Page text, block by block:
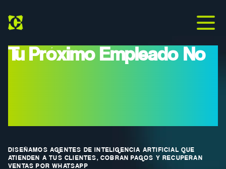
Tu Próximo Empleado No
DISEÑAMOS AGENTES DE INTELIGENCIA ARTIFICIAL QUE
ATIENDEN A TUS CLIENTES, COBRAN PAGOS Y RECUPERAN
VENTAS POR WHATSAPP